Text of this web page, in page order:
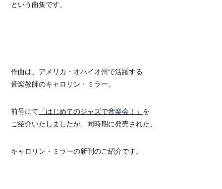
という曲集です。
作曲は、アメリカ・オハイオ州で活躍する
音楽教師のキャロリン・ミラー。
前号にて 「はじめてのジャズで音楽会！」 を
ご紹介いたしましたが、同時期に発売された、
キャロリン・ミラーの新刊のご紹介です。